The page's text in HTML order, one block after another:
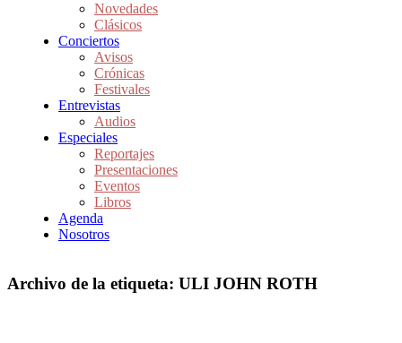
Novedades
Clásicos
Conciertos
Avisos
Crónicas
Festivales
Entrevistas
Audios
Especiales
Reportajes
Presentaciones
Eventos
Libros
Agenda
Nosotros
Archivo de la etiqueta: ULI JOHN ROTH